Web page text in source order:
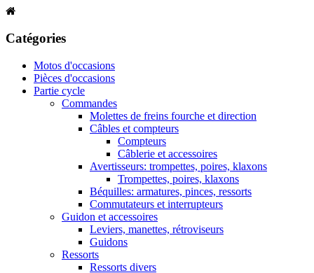
Catégories
Motos d'occasions
Pièces d'occasions
Partie cycle
Commandes
Molettes de freins fourche et direction
Câbles et compteurs
Compteurs
Câblerie et accessoires
Avertisseurs: trompettes, poires, klaxons
Trompettes, poires, klaxons
Béquilles: armatures, pinces, ressorts
Commutateurs et interrupteurs
Guidon et accessoires
Leviers, manettes, rétroviseurs
Guidons
Ressorts
Ressorts divers